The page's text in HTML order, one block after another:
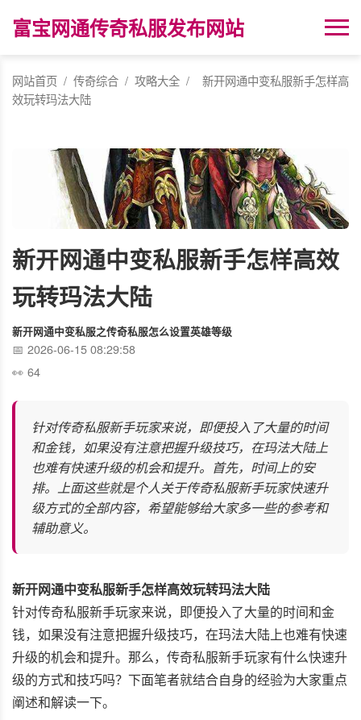
富宝网通传奇私服发布网站
网站首页 / 传奇综合 / 攻略大全 /
新开网通中变私服新手怎样高
效玩转玛法大陆
新开网通中变私服新手怎样高效
玩转玛法大陆
新开网通中变私服之传奇私服怎么设置英雄等级
2026-06-15 08:29:58
64
针对传奇私服新手玩家来说，即便投入了大量的时间
和金钱，如果没有注意把握升级技巧，在玛法大陆上
也难有快速升级的机会和提升。首先，时间上的安
排。上面这些就是个人关于传奇私服新手玩家快速升
级方式的全部内容，希望能够给大家多一些的参考和
辅助意义。
新开网通中变私服新手怎样高效玩转玛法大陆
针对传奇私服新手玩家来说，即便投入了大量的时间和金
钱，如果没有注意把握升级技巧，在玛法大陆上也难有快速
升级的机会和提升。那么，传奇私服新手玩家有什么快速升
级的方式和技巧吗？下面笔者就结合自身的经验为大家重点
阐述和解读一下。